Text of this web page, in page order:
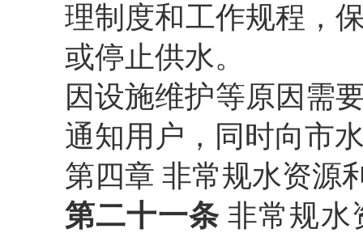
理制度和工作规程，
或停止供水。
因设施维护等原因需
通知用户，同时向市
第四章 非常规水资源
第二十一条 非常规水